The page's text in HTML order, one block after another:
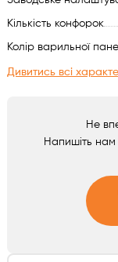
Кількість конфорок
Колір варильної
Дивитись всі
Не
Напишіть нам